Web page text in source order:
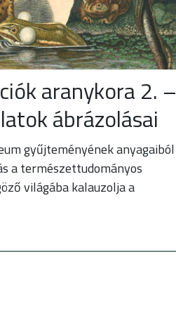
aranykora 2. –
ábrázolásai
gyűjteményének anyagaiból
a természettudományos
világába kalauzolja a